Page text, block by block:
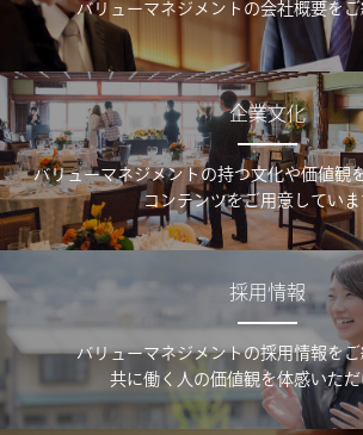
バリューマネジメントの会社概要を
企業文化
バリューマネジメントの持つ文化や価値観
コンテンツをご用意していま
採用情報
バリューマネジメントの採用情報をご
共に働く人の価値観を体感いた